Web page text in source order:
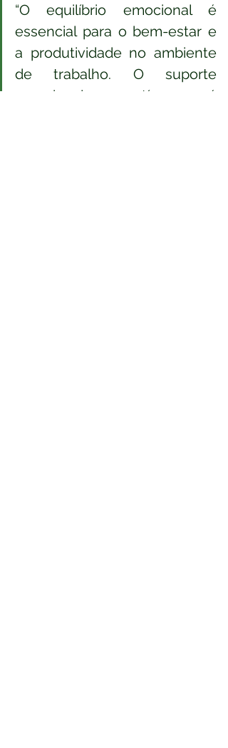
“O equilíbrio emocional é
essencial para o bem-estar e
a produtividade no ambiente
de trabalho. O suporte
emocional contínuo é